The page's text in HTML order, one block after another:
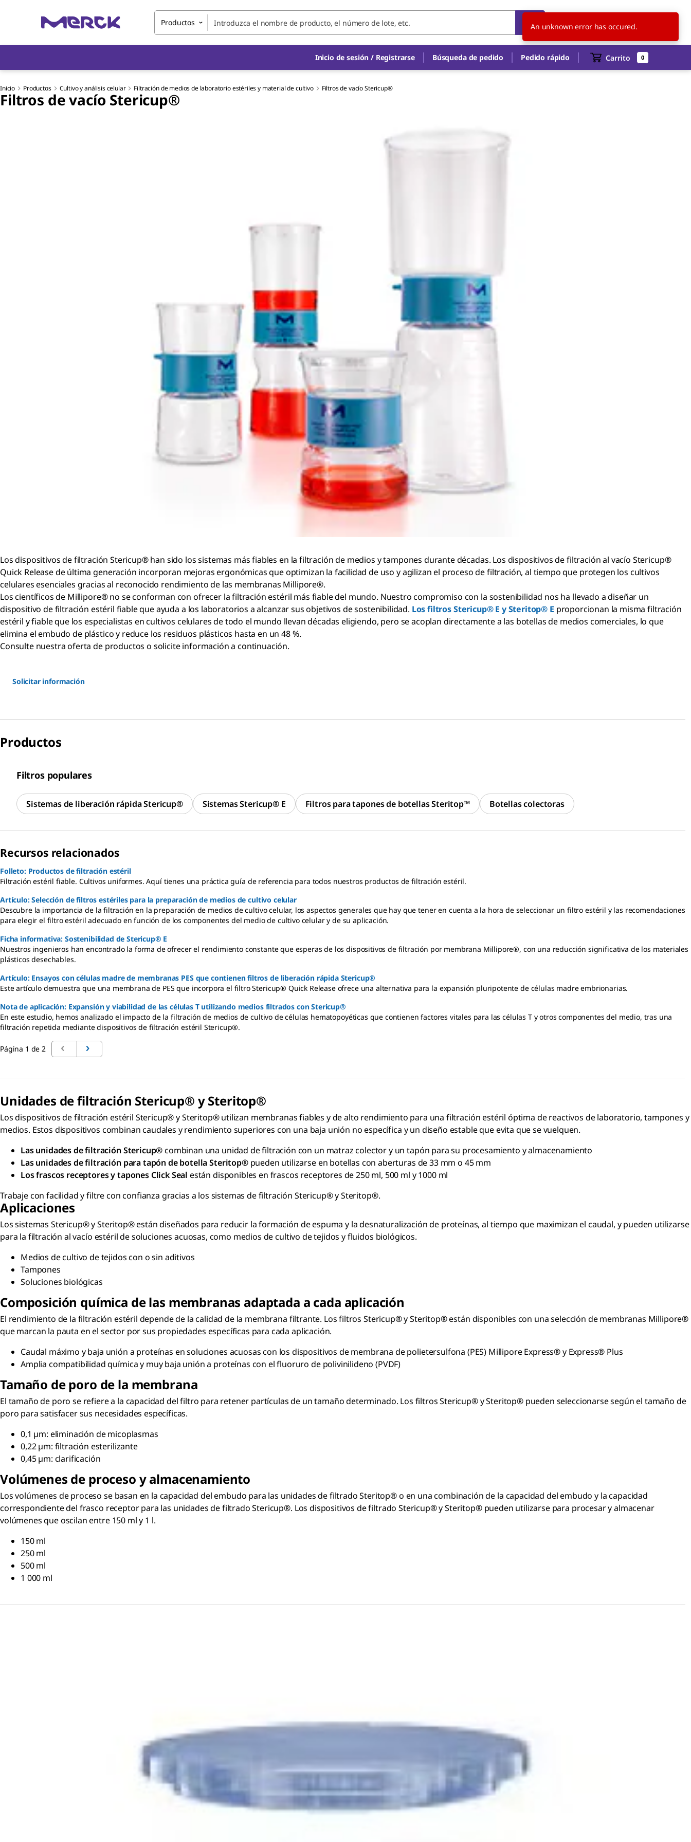
Productos ES
Inicio de sesión / Registrarse Búsqueda de pedido Pedido rápido Carrito 0
Inicio Productos Cultivo y análisis celular Filtración de medios de laboratorio estériles y material de cultivo Filtros de vacío Stericup®
Filtros de vacío Stericup®
Los dispositivos de filtración Stericup® han sido los sistemas más fiables en la filtración de medios y tampones durante décadas. Los dispositivos de filtración al vacío Stericup®
Quick Release de última generación incorporan mejoras ergonómicas que optimizan la facilidad de uso y agilizan el proceso de filtración, al tiempo que protegen los cultivos
celulares esenciales gracias al reconocido rendimiento de las membranas Millipore®.
Los científicos de Millipore® no se conforman con ofrecer la filtración estéril más fiable del mundo. Nuestro compromiso con la sostenibilidad nos ha llevado a diseñar un
dispositivo de filtración estéril fiable que ayuda a los laboratorios a alcanzar sus objetivos de sostenibilidad. Los filtros Stericup® E y Steritop® E proporcionan la misma filtración
estéril y fiable que los especialistas en cultivos celulares de todo el mundo llevan décadas eligiendo, pero se acoplan directamente a las botellas de medios comerciales, lo que
elimina el embudo de plástico y reduce los residuos plásticos hasta en un 48 %.
Consulte nuestra oferta de productos o solicite información a continuación.
Solicitar información
Productos
Filtros populares
Sistemas de liberación rápida Stericup® Sistemas Stericup® E Filtros para tapones de botellas Steritop™ Botellas colectoras
Recursos relacionados
Folleto: Productos de filtración estéril
Filtración estéril fiable. Cultivos uniformes. Aquí tienes una práctica guía de referencia para todos nuestros productos de filtración estéril.
Artículo: Selección de filtros estériles para la preparación de medios de cultivo celular
Descubre la importancia de la filtración en la preparación de medios de cultivo celular, los aspectos generales que hay que tener en cuenta a la hora de seleccionar un filtro estéril y las recomendaciones
para elegir el filtro estéril adecuado en función de los componentes del medio de cultivo celular y de su aplicación.
Ficha informativa: Sostenibilidad de Stericup® E
Nuestros ingenieros han encontrado la forma de ofrecer el rendimiento constante que esperas de los dispositivos de filtración por membrana Millipore®, con una reducción significativa de los materiales
plásticos desechables.
Artículo: Ensayos con células madre de membranas PES que contienen filtros de liberación rápida Stericup®
Este artículo demuestra que una membrana de PES que incorpora el filtro Stericup® Quick Release ofrece una alternativa para la expansión pluripotente de células madre embrionarias.
Nota de aplicación: Expansión y viabilidad de las células T utilizando medios filtrados con Stericup®
En este estudio, hemos analizado el impacto de la filtración de medios de cultivo de células hematopoyéticas que contienen factores vitales para las células T y otros componentes del medio, tras una
filtración repetida mediante dispositivos de filtración estéril Stericup®.
Página 1 de 2
Unidades de filtración Stericup® ySteritop®
Los dispositivos de filtración estéril Stericup® y Steritop® utilizan membranas fiables y de alto rendimiento para una filtración estéril óptima de reactivos de laboratorio, tampones y
medios. Estos dispositivos combinan caudales y rendimiento superiores con una baja unión no específica y un diseño estable que evita que se vuelquen.
Las unidades de filtración Stericup®combinan una unidad de filtración con un matraz colector y un tapón para su procesamiento y almacenamiento
Las unidades de filtración para tapón de botella Steritop®pueden utilizarse en botellas con aberturas de 33 mm o 45 mm
Los frascos receptores y tapones Click Seal están disponibles en frascos receptores de 250 ml, 500 ml y 1000 ml
Trabaje con facilidad y filtre con confianza gracias a los sistemas de filtración Stericup® y Steritop®.
Aplicaciones
Los sistemas Stericup® y Steritop® están diseñados para reducir la formación de espuma y la desnaturalización de proteínas, al tiempo que maximizan el caudal, y pueden utilizarse
para la filtración al vacío estéril de soluciones acuosas, como medios de cultivo de tejidos y fluidos biológicos.
Medios de cultivo de tejidos con o sin aditivos
Tampones
Soluciones biológicas
Composición química de las membranas adaptada a cada aplicación
El rendimiento de la filtración estéril depende de la calidad de la membrana filtrante. Los filtros Stericup® y Steritop® están disponibles con una selección de membranas Millipore®
que marcan la pauta en el sector por sus propiedades específicas para cada aplicación.
Caudal máximo y baja unión a proteínas en soluciones acuosas con los dispositivos de membrana de polietersulfona (PES) Millipore Express® y Express® Plus
Amplia compatibilidad química y muy baja unión a proteínas con el fluoruro de polivinilideno (PVDF)
Tamaño de poro de la membrana
El tamaño de poro se refiere a la capacidad del filtro para retener partículas de un tamaño determinado. Los filtros Stericup® y Steritop® pueden seleccionarse según el tamaño de
poro para satisfacer sus necesidades específicas.
0,1 µm: eliminación de micoplasmas
0,22 µm: filtración esterilizante
0,45 µm: clarificación
Volúmenes de proceso y almacenamiento
Los volúmenes de proceso se basan en la capacidad del embudo para las unidades de filtrado Steritop® o en una combinación de la capacidad del embudo y la capacidad
correspondiente del frasco receptor para las unidades de filtrado Stericup®. Los dispositivos de filtrado Stericup® y Steritop® pueden utilizarse para procesar y almacenar
volúmenes que oscilan entre 150 ml y 1 l.
150 ml
250 ml
500 ml
1 000 ml
An unknown error has occured.